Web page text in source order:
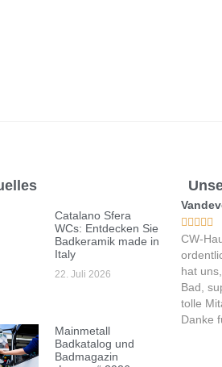
Catalano Sfera
WCs: Entdecken Sie
Badkeramik made in
Italy
22. Juli 2026
Mainmetall
Badkatalog und
Badmagazin

CW-
hat
Bad,
tolle
Danke